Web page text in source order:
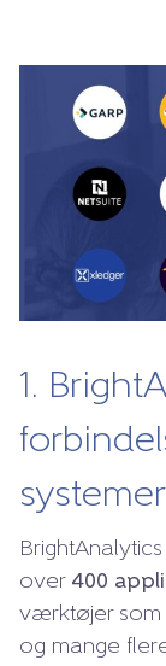
1.
systemer
over 400
værktøjer som
og mange